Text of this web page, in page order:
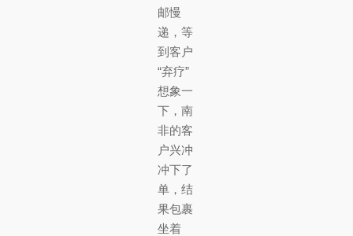
邮慢
递，等
到客户
“弃疗”
想象一
下，南
非的客
户兴冲
冲下了
单，结
果包裹
坐着